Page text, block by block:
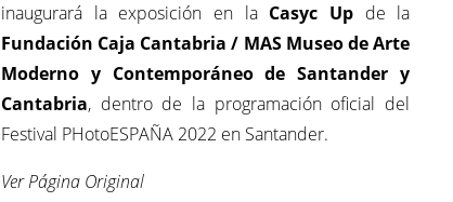
inaugurará la exposición en laCasyc Upde la
Fundación Caja Cantabria / MAS Museo de Arte
Moderno y Contemporáneo de Santander y
Cantabria, dentro de la programación oficial del
Festival PHotoESPAÑA 2022 en Santander.
Ver Página Original